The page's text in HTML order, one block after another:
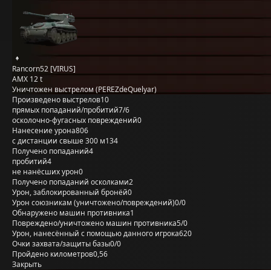
Rancorn52 [VIRUS]
AMX 12 t
Уничтожен выстрелом (PEREZdeQuelyar)
Произведено выстрелов10
прямых попаданий/пробитий7/6
осколочно-фугасных повреждений0
Нанесение урона806
с дистанции свыше 300 м134
Получено попаданий4
пробитий4
не нанёсших урон0
Получено попаданий осколками2
Урон, заблокированный бронёй0
Урон союзникам (уничтожено/повреждений)0/0
Обнаружено машин противника1
Повреждено/уничтожено машин противника5/0
Урон, нанесённый с помощью данного игрока620
Очки захвата/защиты базы0/0
Пройдено километров0,56
Закрыть